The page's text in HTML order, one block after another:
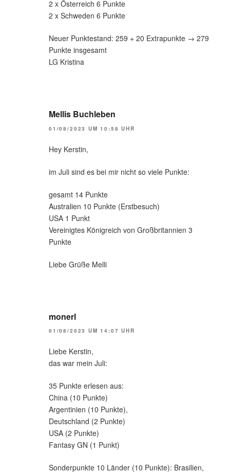
2 x Österreich 6 Punkte
2 x Schweden 6 Punkte
Neuer Punktestand: 259 + 20 Extrapunkte → 279
Punkte insgesamt
LG Kristina
Mellis Buchleben
01/08/2023 UM 10:58 UHR
Hey Kerstin,
im Juli sind es bei mir nicht so viele Punkte:
gesamt 14 Punkte
Australien 10 Punkte (Erstbesuch)
USA 1 Punkt
Vereinigtes Königreich von Großbritannien 3
Punkte
Liebe Grüße Melli
monerl
01/08/2023 UM 14:07 UHR
Liebe Kerstin,
das war mein Juli:
35 Punkte erlesen aus:
China (10 Punkte)
Argentinien (10 Punkte),
Deutschland (2 Punkte)
USA (2 Punkte)
Fantasy GN (1 Punkt)
Sonderpunkte 10 Länder (10 Punkte): Brasilien,